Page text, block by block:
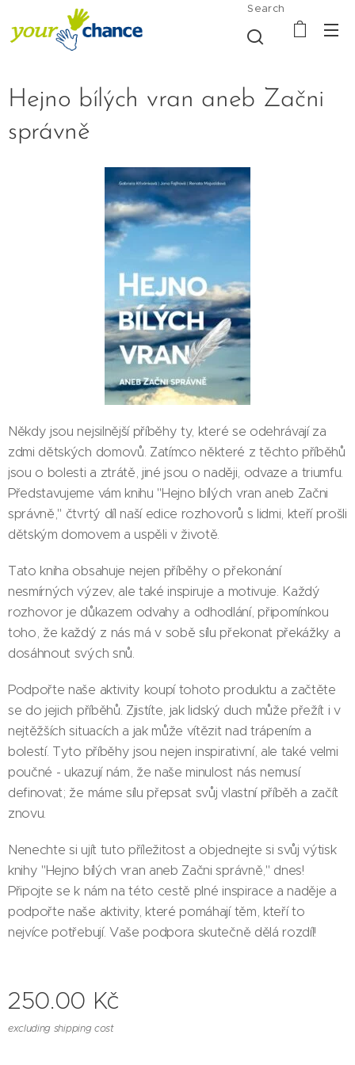
Search
Hejno bílých vran aneb Začni
správně
Někdy jsou nejsilnější příběhy ty, které se odehrávají za
zdmi dětských domovů. Zatímco některé z těchto příběhů
jsou o bolesti a ztrátě, jiné jsou o naději, odvaze a triumfu.
Představujeme vám knihu "Hejno bílých vran aneb Začni
správně," čtvrtý díl naší edice rozhovorů s lidmi, kteří prošli
dětským domovem a uspěli v životě.
Tato kniha obsahuje nejen příběhy o překonání
nesmírných výzev, ale také inspiruje a motivuje. Každý
rozhovor je důkazem odvahy a odhodlání, připomínkou
toho, že každý z nás má v sobě sílu překonat překážky a
dosáhnout svých snů.
Podpořte naše aktivity koupí tohoto produktu a začtěte
se do jejich příběhů. Zjistíte, jak lidský duch může přežít i v
nejtěžších situacích a jak může vítězit nad trápením a
bolestí. Tyto příběhy jsou nejen inspirativní, ale také velmi
poučné - ukazují nám, že naše minulost nás nemusí
definovat; že máme sílu přepsat svůj vlastní příběh a začít
znovu.
Nenechte si ujít tuto příležitost a objednejte si svůj výtisk
knihy "Hejno bílých vran aneb Začni správně," dnes!
Připojte se k nám na této cestě plné inspirace a naděje a
podpořte naše aktivity, které pomáhají těm, kteří to
nejvíce potřebují. Vaše podpora skutečně dělá rozdíl!
250.00 Kč
excluding shipping cost